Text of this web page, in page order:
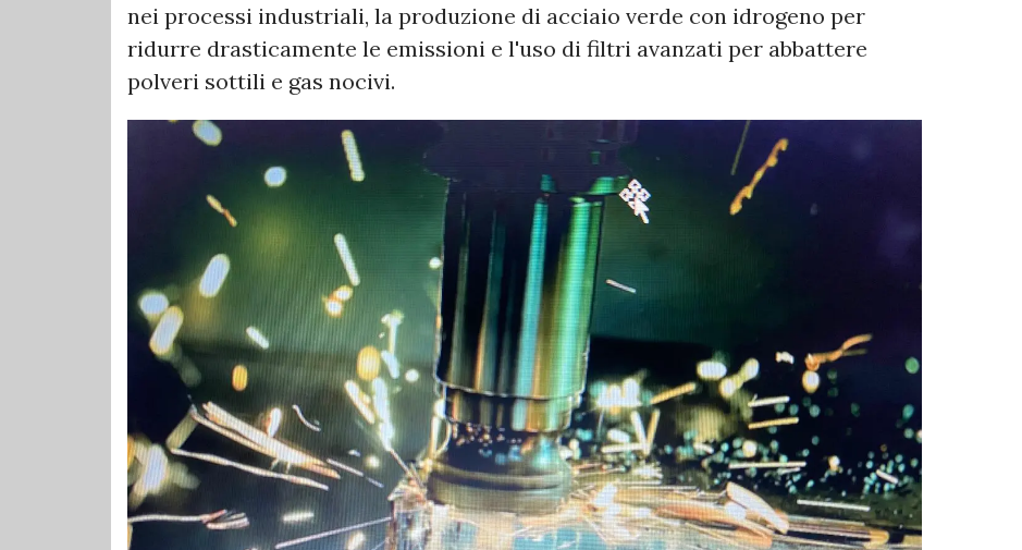
nei processi industriali, la produzione di acciaio verde con idrogeno per
ridurre drasticamente le emissioni e l'uso di filtri avanzati per abbattere
polveri sottili e gas nocivi.